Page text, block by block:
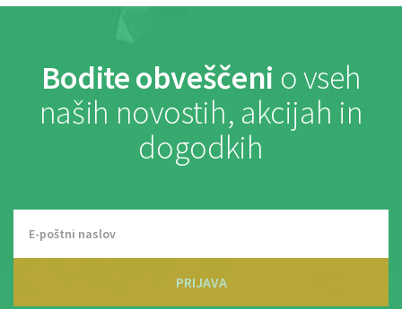
Bodite obveščeni o vseh
naših novostih, akcijah in
dogodkih
PRIJAVA